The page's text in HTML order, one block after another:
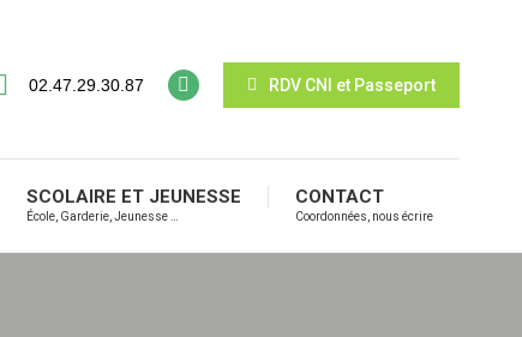
02.47.29.30.87 RDV CNI et Passeport
SCOLAIRE ET JEUNESSE
École, Garderie, Jeunesse …
CONTACT
Coordonnées, nous écrire